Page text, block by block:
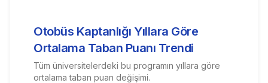
Otobüs Kaptanlığı Yıllara Göre
Ortalama Taban Puanı Trendi
Tüm üniversitelerdeki bu programın yıllara göre
ortalama taban puan değişimi.